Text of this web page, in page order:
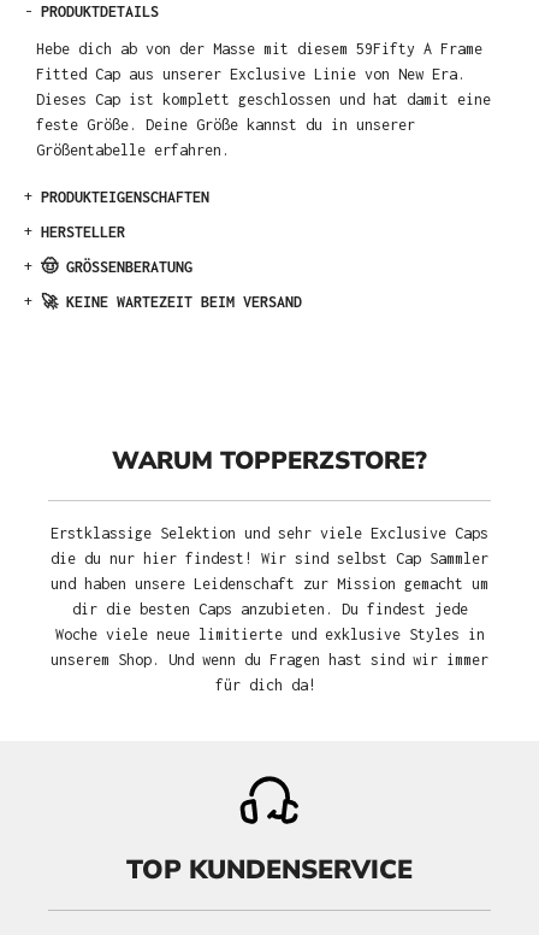
- PRODUKTDETAILS
Hebe dich ab von der Masse mit diesem 59Fifty A Frame
Fitted Cap aus unserer Exclusive Linie von New Era.
Dieses Cap ist komplett geschlossen und hat damit eine
feste Größe. Deine Größe kannst du in unserer
Größentabelle erfahren.
+ PRODUKTEIGENSCHAFTEN
+ HERSTELLER
+ 🤠 GRÖSSENBERATUNG
+ 🚀 KEINE WARTEZEIT BEIM VERSAND
WARUM TOPPERZSTORE?
Erstklassige Selektion und sehr viele Exclusive Caps
die du nur hier findest! Wir sind selbst Cap Sammler
und haben unsere Leidenschaft zur Mission gemacht um
dir die besten Caps anzubieten. Du findest jede
Woche viele neue limitierte und exklusive Styles in
unserem Shop. Und wenn du Fragen hast sind wir immer
für dich da!
TOP KUNDENSERVICE